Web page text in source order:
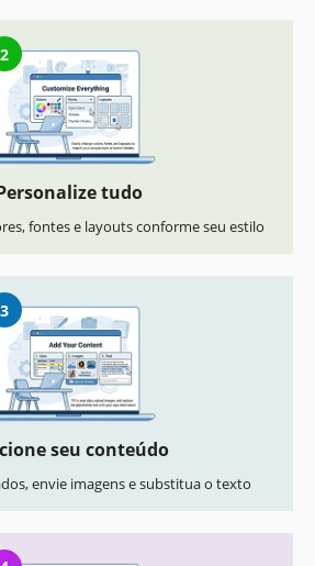
2
tudo
fontes e layouts conforme seu estilo
3
seu conteúdo
envie imagens e substitua o texto